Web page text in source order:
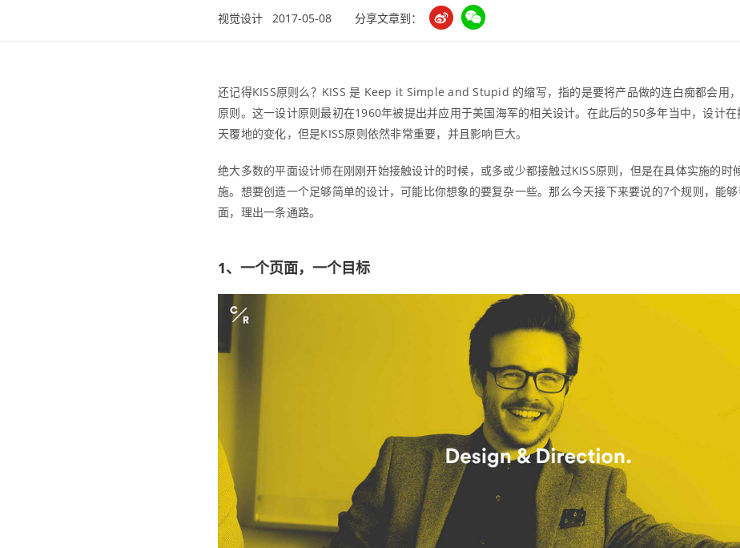
视觉设计 2017-05-08 分享文章到：
还记得KISS原则么？KISS 是 Keep it Simple and Stupid 的缩写，指的是要将产品做的连白痴都会用
原则。这一设计原则最初在1960年被提出并应用于美国海军的相关设计。在此后的50多年当中，设计
天覆地的变化，但是KISS原则依然非常重要，并且影响巨大。
绝大多数的平面设计师在刚刚开始接触设计的时候，或多或少都接触过KISS原则，但是在具体实施的时
施。想要创造一个足够简单的设计，可能比你想象的要复杂一些。那么今天接下来要说的7个规则，能
面，理出一条通路。
1、一个页面，一个目标